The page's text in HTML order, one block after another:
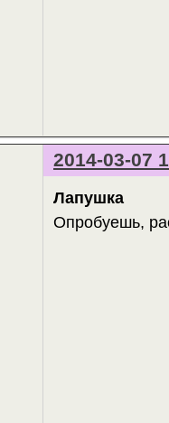
2014-03-07
Лапушка
Опробуешь,